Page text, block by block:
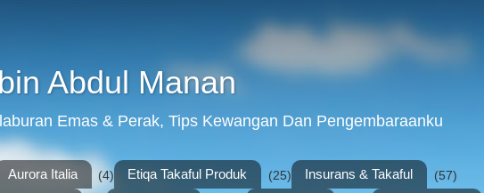
Abdul Manan
Emas & Perak, Tips Kewangan Dan Pengembaraanku
Aurora Italia (4) Etiqa Takaful Produk (25) Insurans & Takaful (57)